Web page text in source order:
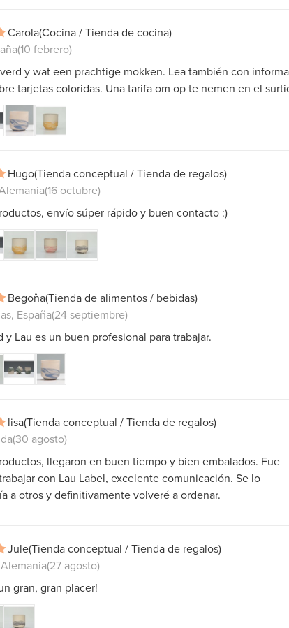
Carola(Cocina / Tienda de cocina)
(10 febrero)
y wat een prachtige mokken. Lea también con
tarjetas coloridas. Una tarifa om op te nemen en el
Hugo(Tienda conceptual / Tienda de regalos)
(16 octubre)
envío súper rápido y buen contacto :)
Begoña(Tienda de alimentos / bebidas)
España(24 septiembre)
y Lau es un buen profesional para trabajar.
lisa(Tienda conceptual / Tienda de regalos)
(30 agosto)
llegaron en buen tiempo y bien embalados. Fue
con Lau Label, excelente comunicación. Se lo
a otros y definitivamente volveré a ordenar.
Jule(Tienda conceptual / Tienda de regalos)
(27 agosto)
gran, gran placer!